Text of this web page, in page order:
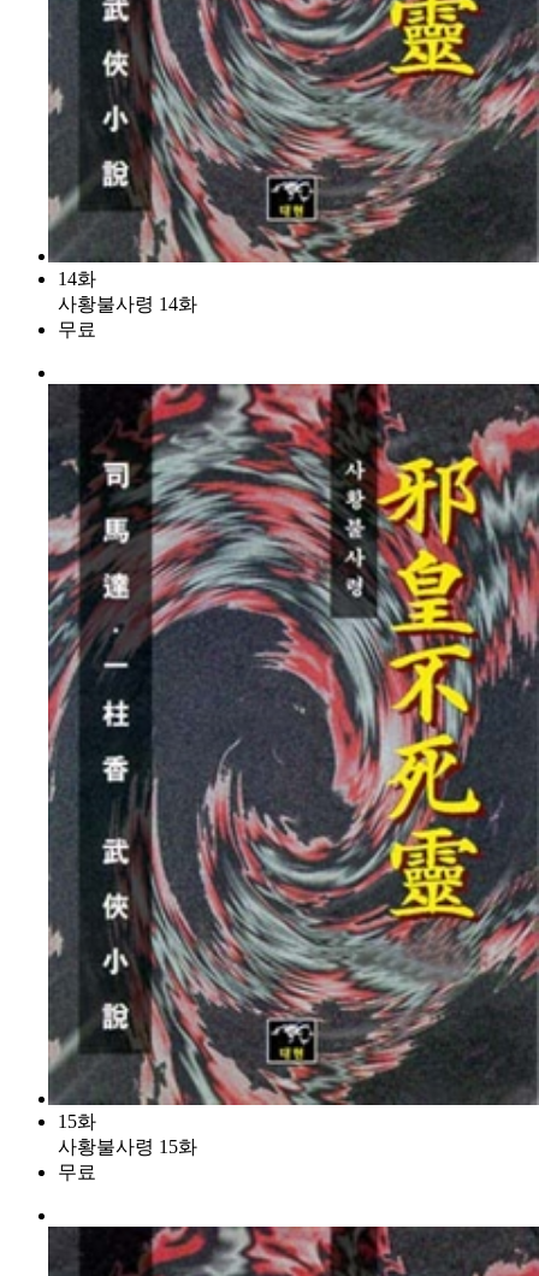
14화
사황불사령 14화
무료
15화
사황불사령 15화
무료